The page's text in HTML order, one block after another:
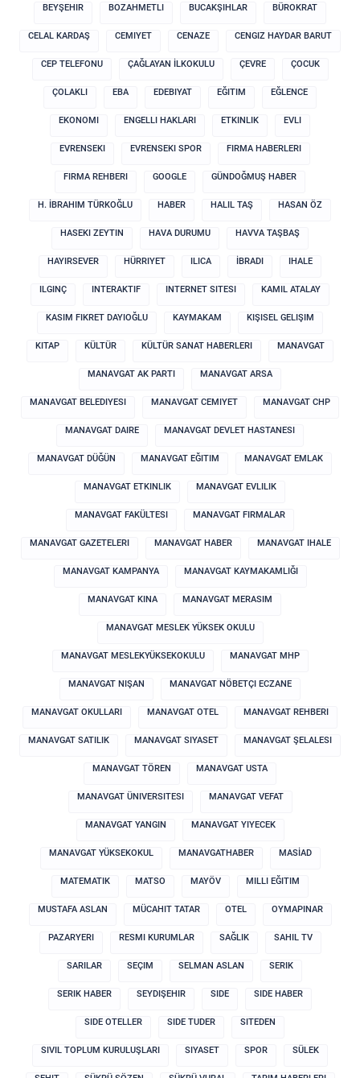
BEYŞEHIR BOZAHMETLI BUCAKŞIHLAR BÜROKRAT
CELAL KARDAŞ CEMIYET CENAZE CENGIZ HAYDAR BARUT
CEP TELEFONU ÇAĞLAYAN İLKOKULU ÇEVRE ÇOCUK
ÇOLAKLI EBA EDEBIYAT EĞITIM EĞLENCE
EKONOMI ENGELLI HAKLARI ETKINLIK EVLI
EVRENSEKI EVRENSEKI SPOR FIRMA HABERLERI
FIRMA REHBERI GOOGLE GÜNDOĞMUŞ HABER
H. İBRAHIM TÜRKOĞLU HABER HALIL TAŞ HASAN ÖZ
HASEKI ZEYTIN HAVA DURUMU HAVVA TAŞBAŞ
HAYIRSEVER HÜRRIYET ILICA İBRADI IHALE
ILGINÇ INTERAKTIF INTERNET SITESI KAMIL ATALAY
KASIM FIKRET DAYIOĞLU KAYMAKAM KIŞISEL GELIŞIM
KITAP KÜLTÜR KÜLTÜR SANAT HABERLERI MANAVGAT
MANAVGAT AK PARTI MANAVGAT ARSA
MANAVGAT BELEDIYESI MANAVGAT CEMIYET MANAVGAT CHP
MANAVGAT DAIRE MANAVGAT DEVLET HASTANESI
MANAVGAT DÜĞÜN MANAVGAT EĞITIM MANAVGAT EMLAK
MANAVGAT ETKINLIK MANAVGAT EVLILIK
MANAVGAT FAKÜLTESI MANAVGAT FIRMALAR
MANAVGAT GAZETELERI MANAVGAT HABER MANAVGAT IHALE
MANAVGAT KAMPANYA MANAVGAT KAYMAKAMLIĞI
MANAVGAT KINA MANAVGAT MERASIM
MANAVGAT MESLEK YÜKSEK OKULU
MANAVGAT MESLEKYÜKSEKOKULU MANAVGAT MHP
MANAVGAT NIŞAN MANAVGAT NÖBETÇI ECZANE
MANAVGAT OKULLARI MANAVGAT OTEL MANAVGAT REHBERI
MANAVGAT SATILIK MANAVGAT SIYASET MANAVGAT ŞELALESI
MANAVGAT TÖREN MANAVGAT USTA
MANAVGAT ÜNIVERSITESI MANAVGAT VEFAT
MANAVGAT YANGIN MANAVGAT YIYECEK
MANAVGAT YÜKSEKOKUL MANAVGATHABER MASİAD
MATEMATIK MATSO MAYÖV MILLI EĞITIM
MUSTAFA ASLAN MÜCAHIT TATAR OTEL OYMAPINAR
PAZARYERI RESMI KURUMLAR SAĞLIK SAHIL TV
SARILAR SEÇIM SELMAN ASLAN SERIK
SERIK HABER SEYDIŞEHIR SIDE SIDE HABER
SIDE OTELLER SIDE TUDER SITEDEN
SIVIL TOPLUM KURULUŞLARI SIYASET SPOR SÜLEK